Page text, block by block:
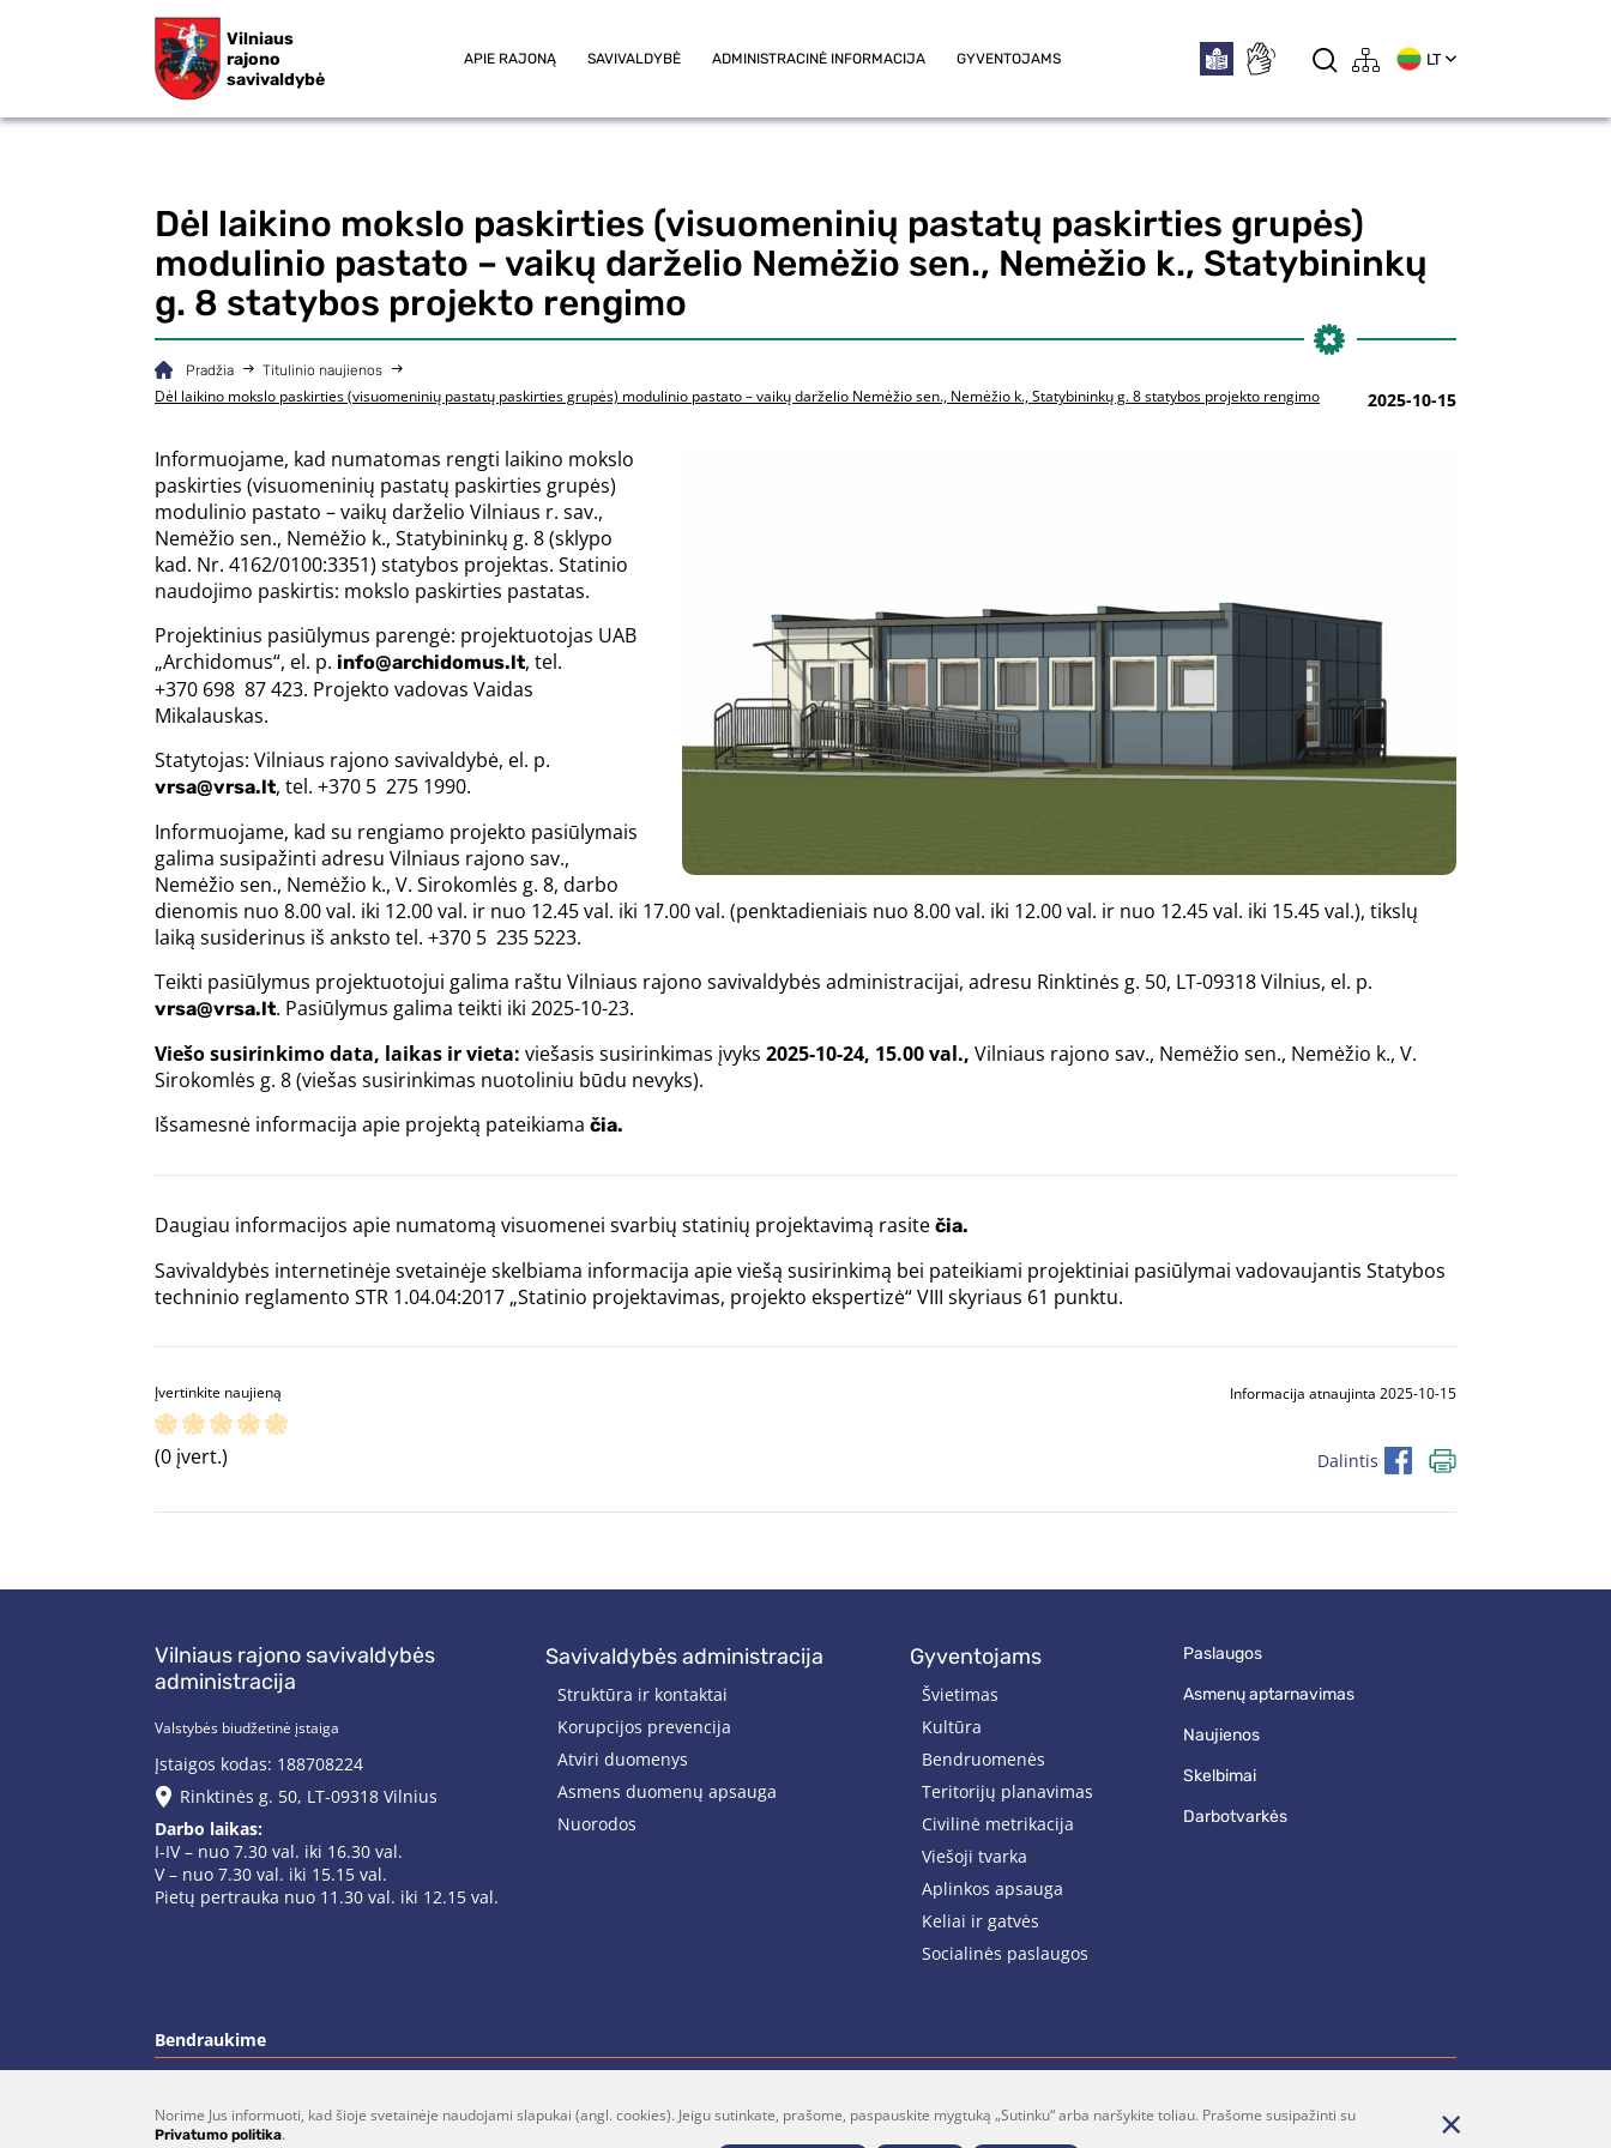
Vilniaus
rajono
savivaldybė
APIE RAJONĄ SAVIVALDYBĖ ADMINISTRACINĖ INFORMACIJA GYVENTOJAMS LT
Dėl laikino mokslo paskirties (visuomeninių pastatų paskirties grupės)
modulinio pastato – vaikų darželio Nemėžio sen., Nemėžio k., Statybininkų
g. 8 statybos projekto rengimo
Pradžia Titulinio naujienos
Dėl laikino mokslo paskirties (visuomeninių pastatų paskirties grupės) modulinio pastato – vaikų darželio Nemėžio sen., Nemėžio k., Statybininkų g. 8 statybos projekto rengimo 2025-10-15
Informuojame, kad numatomas rengti laikino mokslo
paskirties (visuomeninių pastatų paskirties grupės)
modulinio pastato – vaikų darželio Vilniaus r. sav.,
Nemėžio sen., Nemėžio k., Statybininkų g. 8 (sklypo
kad. Nr. 4162/0100:3351) statybos projektas. Statinio
naudojimo paskirtis: mokslo paskirties pastatas.
Projektinius pasiūlymus parengė: projektuotojas UAB
„Archidomus“, el. p. info@archidomus.lt, tel.
+370 698 87 423. Projekto vadovas Vaidas
Mikalauskas.
Statytojas: Vilniaus rajono savivaldybė, el. p.
vrsa@vrsa.lt, tel. +370 5 275 1990.
Informuojame, kad su rengiamo projekto pasiūlymais
galima susipažinti adresu Vilniaus rajono sav.,
Nemėžio sen., Nemėžio k., V. Sirokomlės g. 8, darbo
dienomis nuo 8.00 val. iki 12.00 val. ir nuo 12.45 val. iki 17.00 val. (penktadieniais nuo 8.00 val. iki 12.00 val. ir nuo 12.45 val. iki 15.45 val.), tikslų
laiką susiderinus iš anksto tel. +370 5 235 5223.
Teikti pasiūlymus projektuotojui galima raštu Vilniaus rajono savivaldybės administracijai, adresu Rinktinės g. 50, LT-09318 Vilnius, el. p.
vrsa@vrsa.lt. Pasiūlymus galima teikti iki 2025-10-23.
Viešo susirinkimo data, laikas ir vieta: viešasis susirinkimas įvyks 2025-10-24, 15.00 val., Vilniaus rajono sav., Nemėžio sen., Nemėžio k., V.
Sirokomlės g. 8 (viešas susirinkimas nuotoliniu būdu nevyks).
Išsamesnė informacija apie projektą pateikiama čia.
Daugiau informacijos apie numatomą visuomenei svarbių statinių projektavimą rasite čia.
Savivaldybės internetinėje svetainėje skelbiama informacija apie viešą susirinkimą bei pateikiami projektiniai pasiūlymai vadovaujantis Statybos
techninio reglamento STR 1.04.04:2017 „Statinio projektavimas, projekto ekspertizė“ VIII skyriaus 61 punktu.
Įvertinkite naujieną
(0 įvert.)
Informacija atnaujinta 2025-10-15
Dalintis
Vilniaus rajono savivaldybės
administracija
Valstybės biudžetinė įstaiga
Įstaigos kodas: 188708224
Rinktinės g. 50, LT-09318 Vilnius
Darbo laikas:
I-IV – nuo 7.30 val. iki 16.30 val.
V – nuo 7.30 val. iki 15.15 val.
Pietų pertrauka nuo 11.30 val. iki 12.15 val.
savivaldybės administracija
Struktūra ir kontaktai
Korupcijos prevencija
Atviri duomenys
Asmens duomenų apsauga
Nuorodos
gyventojams
Švietimas
Kultūra
Bendruomenės
Teritorijų planavimas
Civilinė metrikacija
Viešoji tvarka
Aplinkos apsauga
Keliai ir gatvės
Socialinės paslaugos
paslaugos
asmenų aptarnavimas
naujienos
skelbimai
darbotvarkės
Bendraukime
(0 5)  275 1990 vrsa@vrsa.lt Facebook Youtube Prenumerata Parašykite mums
Norime Jus informuoti, kad šioje svetainėje naudojami slapukai (angl. cookies). Jeigu sutinkate, prašome, paspauskite mygtuką „Sutinku“ arba naršykite toliau. Prašome susipažinti su
Privatumo politika.